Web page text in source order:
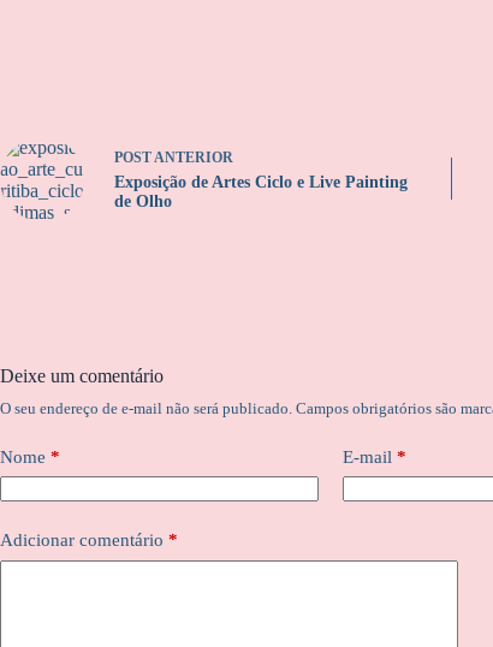
POSTANTERIOR
Exposição de Artes Ciclo e Live Painting
de Olho
Deixe um comentário
O seu endereço de e-mail não será publicado. Campos obrigatórios são
Nome * E-mail *
Adicionar comentário *